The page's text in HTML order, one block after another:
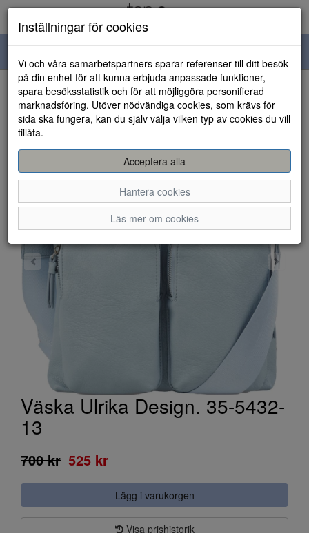
navigation
HEM
Väska Ulrika Design. 35-5432-
13
700 kr 525 kr
Lägg i varukorgen
Visa prishistorik
Inställningar för cookies
Vi och våra samarbetspartners sparar referenser till ditt besök
på din enhet för att kunna erbjuda anpassade funktioner,
spara besöksstatistik och för att möjliggöra personifierad
marknadsföring. Utöver nödvändiga cookies, som krävs för
sida ska fungera, kan du själv välja vilken typ av cookies du vill
tillåta.
Acceptera alla
Hantera cookies
Läs mer om cookies